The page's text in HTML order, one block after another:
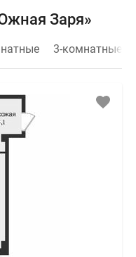
Заря»
3-комнатные